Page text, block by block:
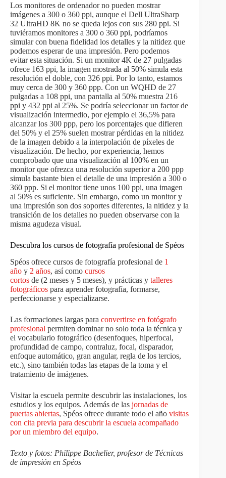
Los monitores de ordenador no pueden mostrar
imágenes a 300 o 360 ppi, aunque el Dell UltraSharp
32 UltraHD 8K no se queda lejos con sus 280 ppi. Si
tuviéramos monitores a 300 o 360 ppi, podríamos
simular con buena fidelidad los detalles y la nitidez que
podemos esperar de una impresión. Pero podemos
evitar esta situación. Si un monitor 4K de 27 pulgadas
ofrece 163 ppi, la imagen mostrada al 50% simula esta
resolución el doble, con 326 ppi. Por lo tanto, estamos
muy cerca de 300 y 360 ppp. Con un WQHD de 27
pulgadas a 108 ppi, una pantalla al 50% muestra 216
ppi y 432 ppi al 25%. Se podría seleccionar un factor de
visualización intermedio, por ejemplo el 36,5% para
alcanzar los 300 ppp, pero los porcentajes que difieren
del 50% y el 25% suelen mostrar pérdidas en la nitidez
de la imagen debido a la interpolación de píxeles de
visualización. De hecho, por experiencia, hemos
comprobado que una visualización al 100% en un
monitor que ofrezca una resolución superior a 200 ppp
simula bastante bien el detalle de una impresión a 300 o
360 ppp. Si el monitor tiene unos 100 ppi, una imagen
al 50% es suficiente. Sin embargo, como un monitor y
una impresión son dos soportes diferentes, la nitidez y la
transición de los detalles no pueden observarse con la
misma agudeza visual.
Descubra los cursos de fotografía profesional de Spéos
Spéos ofrece cursos de fotografía profesional de 1
año y 2 años, así como cursos
cortos de (2 meses y 5 meses), y prácticas y talleres
fotográficos para aprender fotografía, formarse,
perfeccionarse y especializarse.
Las formaciones largas para convertirse en fotógrafo
profesional permiten dominar no solo toda la técnica y
el vocabulario fotográfico (desenfoques, hiperfocal,
profundidad de campo, contraluz, focal, disparador,
enfoque automático, gran angular, regla de los tercios,
etc.), sino también todas las etapas de la toma y el
tratamiento de imágenes.
Visitar la escuela permite descubrir las instalaciones, los
estudios y los equipos. Además de las jornadas de
puertas abiertas, Spéos ofrece durante todo el año visitas
con cita previa para descubrir la escuela acompañado
por un miembro del equipo.
Texto y fotos: Philippe Bachelier, profesor de Técnicas
de impresión en Spéos